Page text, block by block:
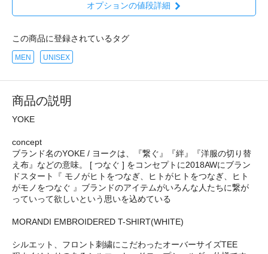
オプションの値段詳細
この商品に登録されているタグ
MEN UNISEX
商品の説明
YOKE
concept
ブランド名のYOKE / ヨークは、『繋ぐ』『絆』『洋服の切り替
え布』などの意味。 [ つなぐ ] をコンセプトに2018AWにブラン
ドスタート『 モノがヒトをつなぎ、ヒトがヒトをつなぎ、ヒト
がモノをつなぐ 』ブランドのアイテムがいろんな人たちに繋が
っていって欲しいという思いを込めている
MORANDI EMBROIDERED T-SHIRT(WHITE)
シルエット、フロント刺繍にこだわったオーバーサイズTEE